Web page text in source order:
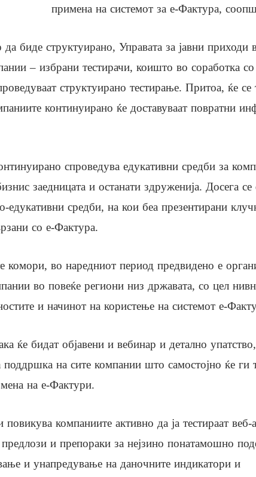
примена на системот за е-Фактура,
биде структуирано, Управата за јавни приходи
– избрани тестирачи, коишто во соработка со
структуирано тестирање. Притоа, ќе се
континуирано ќе доставуваат повратни
спроведува едукативни средби за
заедницата и останати здруженија. Досега
средби, на кои беа презентирани
со е-Фактура.
комори, во наредниот период предвидено е
во повеќе региони низ државата, со цел
и начинот на користење на системот е-
ќе бидат објавени и вебинар и детално
на сите компании што самостојно ќе ги
на е-Фактури.
компаниите активно да ја тестираат веб-
и препораки за нејзино понатамошно
и унапредување на даночните индикатори и